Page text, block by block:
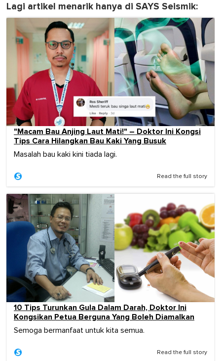
Lagi artikel menarik hanya di SAYS Seismik:
"Macam Bau Anjing Laut Mati!" – Doktor Ini Kongsi
Tips Cara Hilangkan Bau Kaki Yang Busuk
Masalah bau kaki kini tiada lagi.
Read the full story
10 Tips Turunkan Gula Dalam Darah, Doktor Ini
Kongsikan Petua Berguna Yang Boleh Diamalkan
Semoga bermanfaat untuk kita semua.
Read the full story